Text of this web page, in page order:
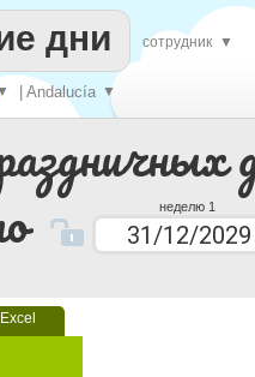
неделю 1
| Andalucía ▼
дни сотрудник ▼